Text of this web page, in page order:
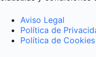
Aviso Legal
Política de
Política de Cookies